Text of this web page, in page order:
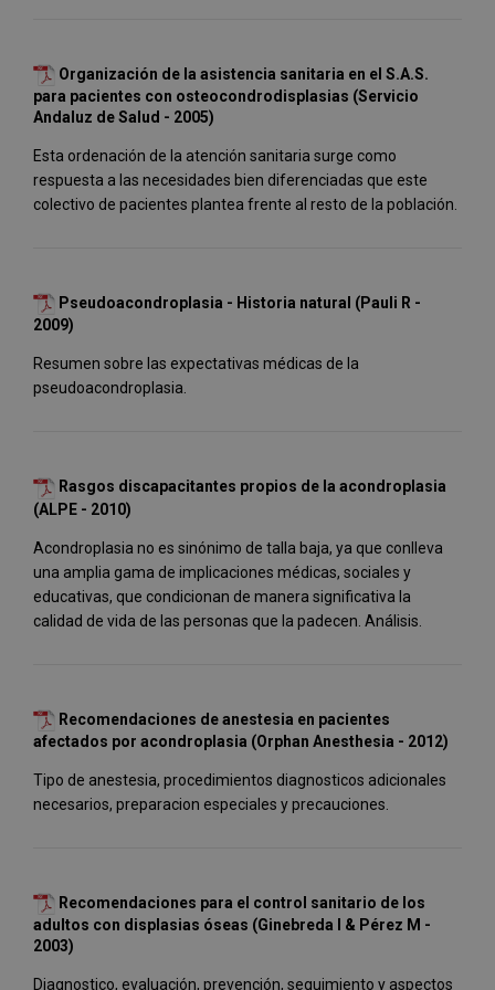
Organización de la asistencia sanitaria en el S.A.S.
para pacientes con osteocondrodisplasias (Servicio
Andaluz de Salud - 2005)
Esta ordenación de la atención sanitaria surge como
respuesta a las necesidades bien diferenciadas que este
colectivo de pacientes plantea frente al resto de la población.
Pseudoacondroplasia - Historia natural (Pauli R -
2009)
Resumen sobre las expectativas médicas de la
pseudoacondroplasia.
Rasgos discapacitantes propios de la acondroplasia
(ALPE - 2010)
Acondroplasia no es sinónimo de talla baja, ya que conlleva
una amplia gama de implicaciones médicas, sociales y
educativas, que condicionan de manera significativa la
calidad de vida de las personas que la padecen. Análisis.
Recomendaciones de anestesia en pacientes
afectados por acondroplasia (Orphan Anesthesia - 2012)
Tipo de anestesia, procedimientos diagnosticos adicionales
necesarios, preparacion especiales y precauciones.
Recomendaciones para el control sanitario de los
adultos con displasias óseas (Ginebreda I & Pérez M -
2003)
Diagnostico, evaluación, prevención, seguimiento y aspectos